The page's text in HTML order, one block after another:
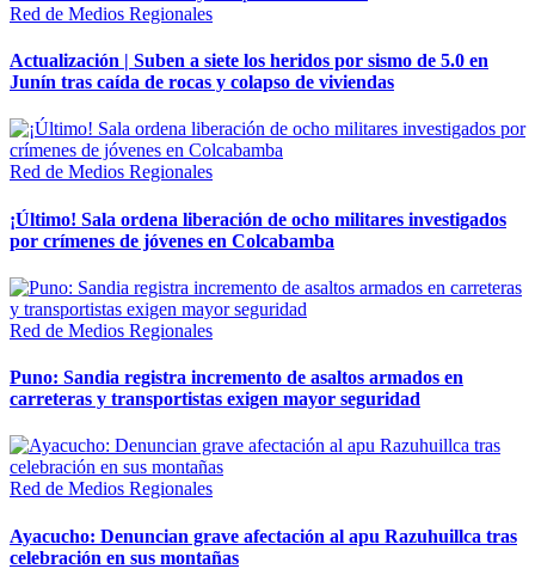
Red de Medios Regionales
Actualización | Suben a siete los heridos por sismo de 5.0 en
Junín tras caída de rocas y colapso de viviendas
Red de Medios Regionales
¡Último! Sala ordena liberación de ocho militares investigados
por crímenes de jóvenes en Colcabamba
Red de Medios Regionales
Puno: Sandia registra incremento de asaltos armados en
carreteras y transportistas exigen mayor seguridad
Red de Medios Regionales
Ayacucho: Denuncian grave afectación al apu Razuhuillca tras
celebración en sus montañas